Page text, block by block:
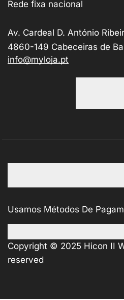
Rede fixa nacional
Av. Cardeal D. António
4860-149 Cabeceiras de
info@myloja.pt
Usamos Métodos De
Copyright © 2025 Hicon II
reserved